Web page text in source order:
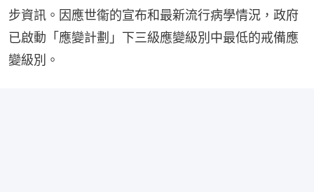
步資訊。因應世衞的宣布和最新流行病學情況，政府
已啟動「應變計劃」下三級應變級別中最低的戒備應
變級別。